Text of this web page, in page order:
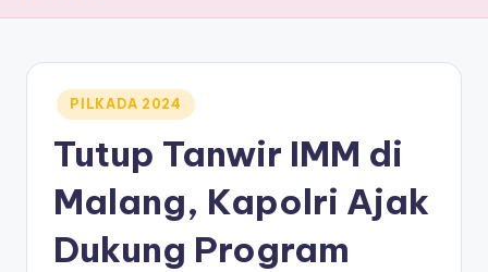
Posted
in
PILKADA 2024
Tutup Tanwir IMM di
Malang, Kapolri Ajak
Dukung Program